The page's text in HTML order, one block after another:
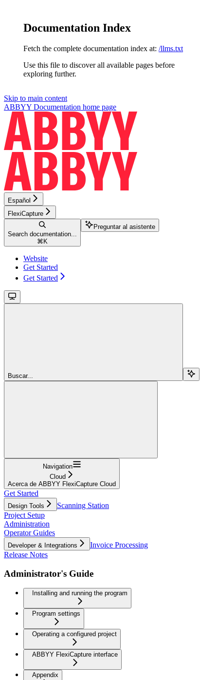
Documentation Index
Fetch the complete documentation index at: /llms.txt
Use this file to discover all available pages before
exploring further.
Skip to main content
ABBYY Documentation home page
Español
FlexiCapture
Search documentation...
⌘ K
Preguntar al asistente
Website
Get Started
Get Started
Buscar...
Navigation
Cloud
Acerca de ABBYY FlexiCapture Cloud
Get Started
Design Tools
Scanning Station
Project Setup
Administration
Operator Guides
Developer & Integrations
Invoice Processing
Release Notes
Administrator's Guide
Installing and running the program
Program settings
Operating a configured project
ABBYY FlexiCapture interface
Appendix